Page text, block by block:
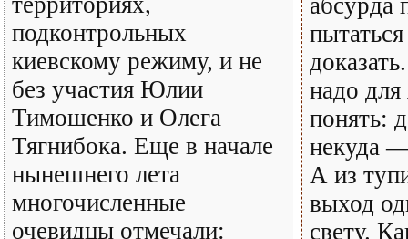
подконтрольных
киевскому режиму, и не
без участия Юлии
Тимошенко и Олега
Тягнибока. Еще в начале
нынешнего лета
многочисленные
очевидцы отмечали:
абсурда
надо для
понять:
некуда
А из
выход
свету.